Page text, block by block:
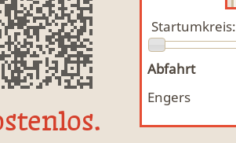
Startumkreis:
Abfahrt
Engers
& Fahrgemeinschaft